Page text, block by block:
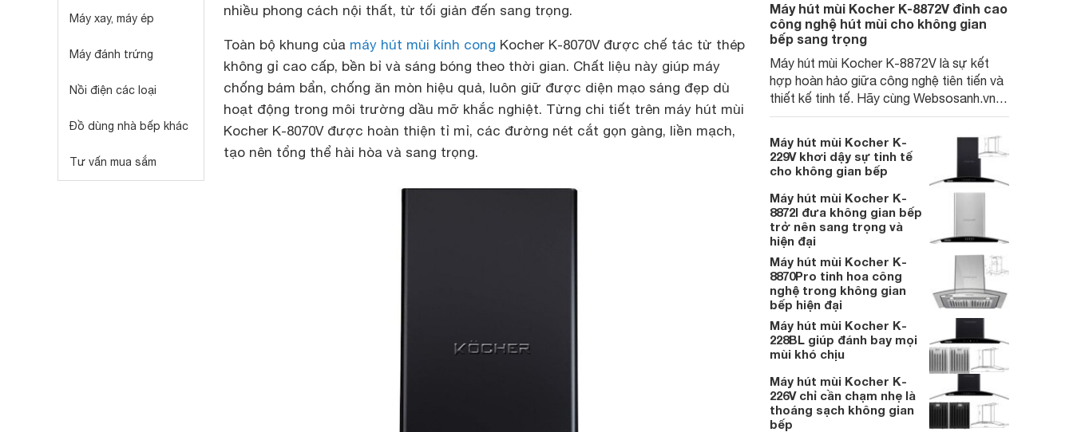
Máy xay, máy ép
Máy đánh trứng
Nồi điện các loại
Đồ dùng nhà bếp khác
Tư vấn mua sắm
nhiều phong cách nội thất, từ tối giản đến sang trọng.
Toàn bộ khung của máy hút mùi kính cong Kocher K-8070V được chế tác từ thép
không gỉ cao cấp, bền bỉ và sáng bóng theo thời gian. Chất liệu này giúp máy
chống bám bẩn, chống ăn mòn hiệu quả, luôn giữ được diện mạo sáng đẹp dù
hoạt động trong môi trường dầu mỡ khắc nghiệt. Từng chi tiết trên máy hút mùi
Kocher K-8070V được hoàn thiện tỉ mỉ, các đường nét cắt gọn gàng, liền mạch,
tạo nên tổng thể hài hòa và sang trọng.
Máy hút mùi Kocher K-8872V đỉnh cao
công nghệ hút mùi cho không gian
bếp sang trọng
Máy hút mùi Kocher K-8872V là sự kết
hợp hoàn hảo giữa công nghệ tiên tiến và
thiết kế tinh tế. Hãy cùng Websosanh.vn
khám phá lý do vì sao chiếc máy này lại
trở thành lựa chọn tối ưu cho các gia đình
hiện đại, yêu thích sự sang trọng và hiệu
quả.
Máy hút mùi Kocher K-
229V khơi dậy sự tinh tế
cho không gian bếp
Máy hút mùi Kocher K-
8872I đưa không gian bếp
trở nên sang trọng và
hiện đại
Máy hút mùi Kocher K-
8870Pro tinh hoa công
nghệ trong không gian
bếp hiện đại
Máy hút mùi Kocher K-
228BL giúp đánh bay mọi
mùi khó chịu
Máy hút mùi Kocher K-
226V chỉ cần chạm nhẹ là
thoáng sạch không gian
bếp